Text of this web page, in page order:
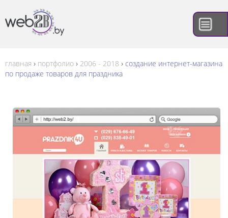
content
info@web2b.by
главная › портфолио › 2006 - 2018 › создание интернет-магазина
по продаже товаров для праздника